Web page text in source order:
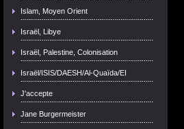
Islam, Moyen Orient
Israël, Libye
Israël, Palestine, Colonisation
Israël/ISIS/DAESH/Al-Quaïda/EI
J'accepte
Jane Burgermeister